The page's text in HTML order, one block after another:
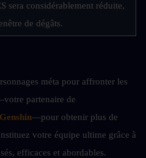
sera considérablement réduite,
de dégâts.
méta pour affronter les
partenaire de
—pour obtenir plus de
votre équipe ultime grâce à
efficaces et abordables.